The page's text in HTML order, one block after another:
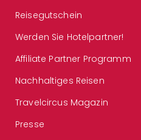
Reisegutschein
Werden Sie Hotelpartner!
Affiliate Partner Programm
Nachhaltiges Reisen
Travelcircus Magazin
Presse